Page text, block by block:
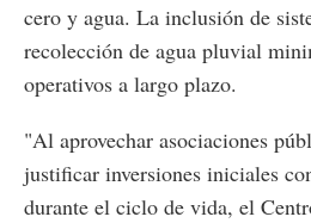
cero y agua. La inclusión de
recolección de agua pluvial
operativos a largo plazo.
"Al aprovechar asociaciones
justificar inversiones iniciales
durante el ciclo de vida, el